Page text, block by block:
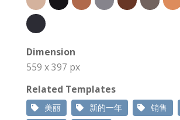
Dimension
559 x 397 px
Related Templates
美丽 新的一年 销售